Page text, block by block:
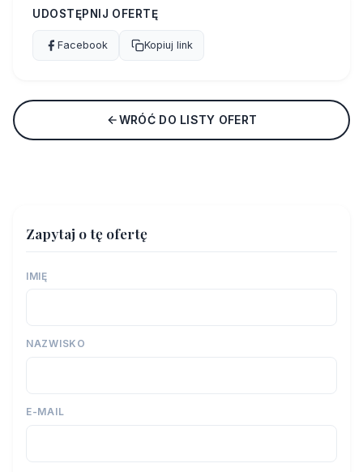
UDOSTĘPNIJ OFERTĘ
Facebook Kopiuj link
WRÓĆ DO LISTY OFERT
Zapytaj o tę ofertę
IMIĘ
NAZWISKO
E-MAIL